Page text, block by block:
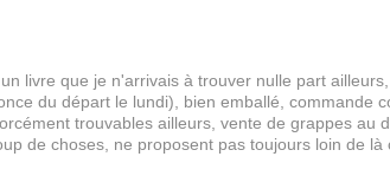
livre que je n'arrivais à trouver nulle part
du départ le lundi), bien emballé, commande
trouvables ailleurs, vente de grappes
de choses, ne proposent pas toujours loin de